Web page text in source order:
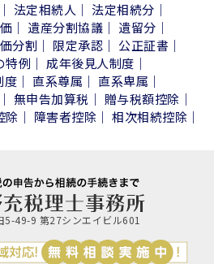
法定相続人
法定相続分
遺産分割協議
遺留分
分割 限定承認
公正証書
特例
成年後見人制度
度
直系尊属
直系卑属
無申告加算税
贈与税額控除
除 障害者控除 相次相続控除
5-49-9 第27シンエイビル601